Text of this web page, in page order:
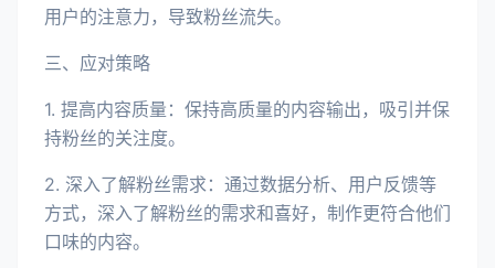
用户的注意力，导致粉丝流失。
三、应对策略
1. 提高内容质量：保持高质量的内容输出，吸引并保
持粉丝的关注度。
2. 深入了解粉丝需求：通过数据分析、用户反馈等
方式，深入了解粉丝的需求和喜好，制作更符合他们
口味的内容。